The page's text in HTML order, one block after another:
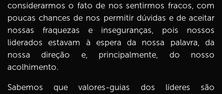
considerarmos o fato de nos sentirmos fracos, com
poucas chances de nos permitir dúvidas e de aceitar
nossas fraquezas e inseguranças, pois nossos
liderados estavam à espera da nossa palavra, da
nossa direção e, principalmente, do nosso
acolhimento.
Sabemos que valores-guias dos líderes são